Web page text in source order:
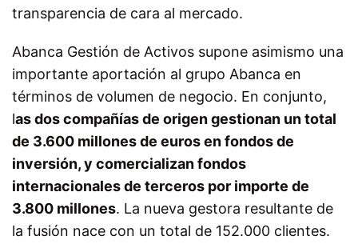
transparencia de cara al mercado.
Abanca Gestión de Activos supone asimismo una
importante aportación al grupo Abanca en
términos de volumen de negocio. En conjunto,
las dos compañías de origen gestionan un total
de 3.600 millones de euros en fondos de
inversión, y comercializan fondos
internacionales de terceros por importe de
3.800 millones. La nueva gestora resultante de
la fusión nace con un total de 152.000 clientes.